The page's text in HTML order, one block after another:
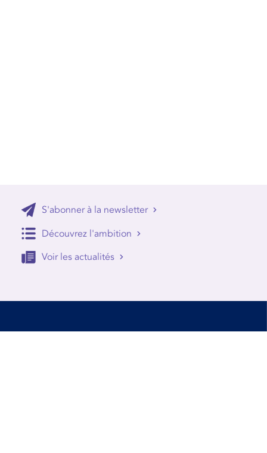
S'abonner à la newsletter
Découvrez l'ambition
Voir les actualités